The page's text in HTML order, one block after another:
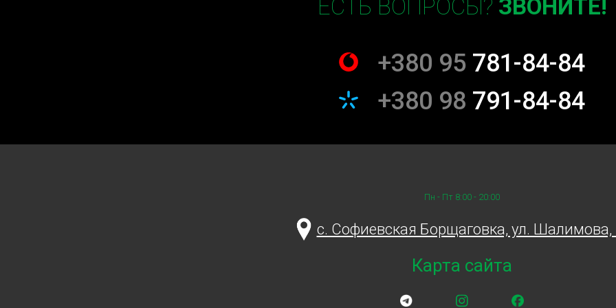
ЕСТЬ ВОПРОСЫ? ЗВОНИТЕ!
+380 95 781-84-84
+380 98 791-84-84
Пн - Пт 8:00 - 20:00
c. Софиевская Борщаговка, ул. Шалимова,
Карта сайта